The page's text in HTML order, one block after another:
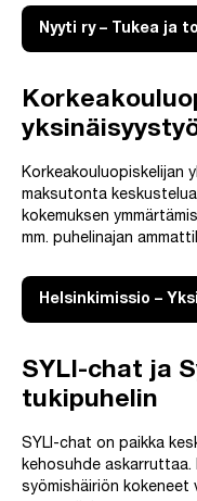
Nyyti ry – Tukea ja
Korkeakouluopiskelijan
maksutonta
kokemuksen
mm. puhelinajan
Helsinkimissio –
SYLI-chat ja
tukipuhelin
SYLI-chat on paikka
kehosuhde
syömishäiriön kokeneet